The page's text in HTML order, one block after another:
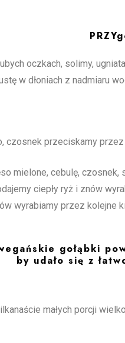
oczkach, solimy,
w dłoniach z nadmiaru
czosnek przeciskamy przez
mielone, cebulę,
ciepły ryż i znów
wyrabiamy przez kolejne
gołąbki
by udało się z
małych porcji